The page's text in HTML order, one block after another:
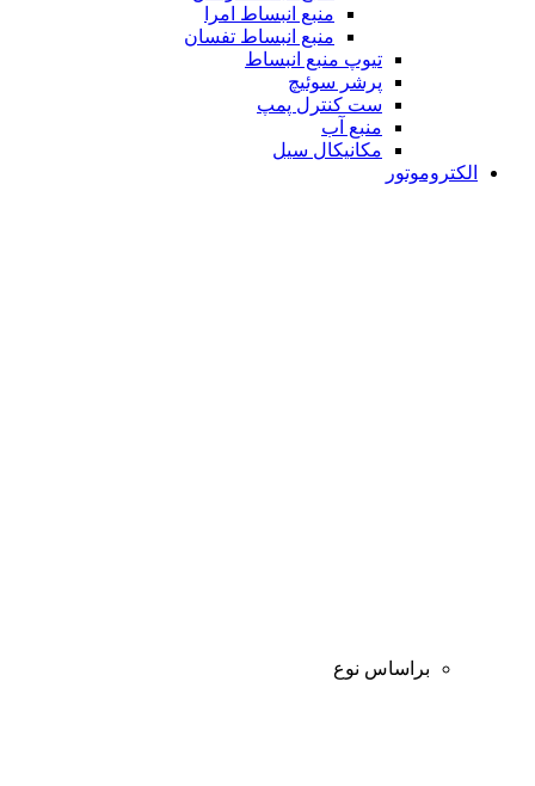
منبع انبساط امرا
منبع انبساط تفسان
تیوپ منبع انبساط
پرشر سوئیچ
ست کنترل پمپ
منبع آب
مکانیکال سیل
الکتروموتور
براساس نوع